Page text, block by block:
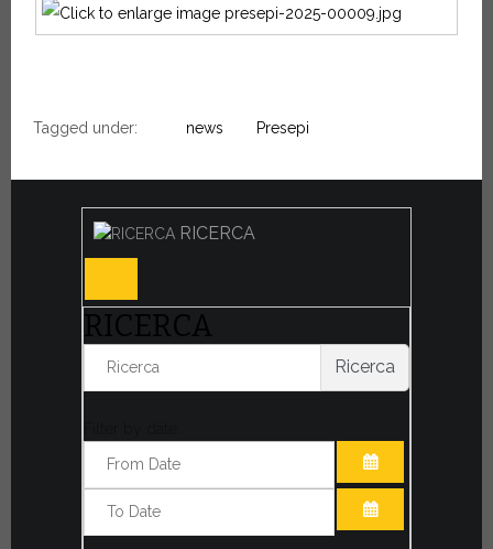
Tagged under: news Presepi
RICERCA
RICERCA
Ricerca
APRI IL